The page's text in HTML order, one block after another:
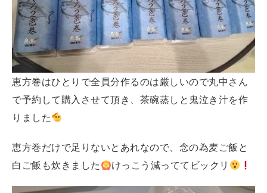
恵方巻はひとりで全員分作るのは厳しいので丸中さん
で予約して購入させて頂き、茶碗蒸しと鬼泣き汁を作
りました
恵方巻だけで足りないとあれなので、念の為麦ご飯と
白ご飯も炊きました
けっこう減っててビックリ